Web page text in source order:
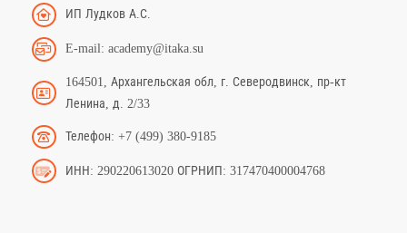
ИП Лудков А.С.
E-mail: academy@itaka.su
164501, Архангельская обл, г. Северодвинск, пр-кт
Ленина, д. 2/33
Телефон: +7 (499) 380-9185
ИНН: 290220613020 ОГРНИП: 317470400004768